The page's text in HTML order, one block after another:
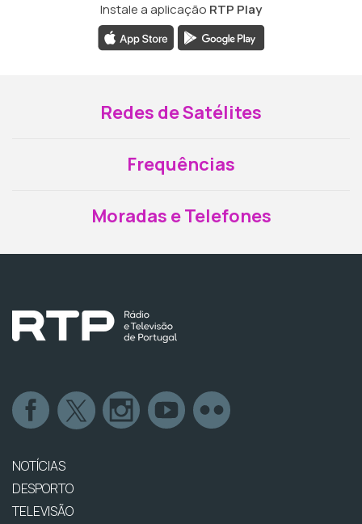
Instale a aplicação RTP Play
Redes de Satélites
Frequências
Moradas e Telefones
NOTÍCIAS
DESPORTO
TELEVISÃO